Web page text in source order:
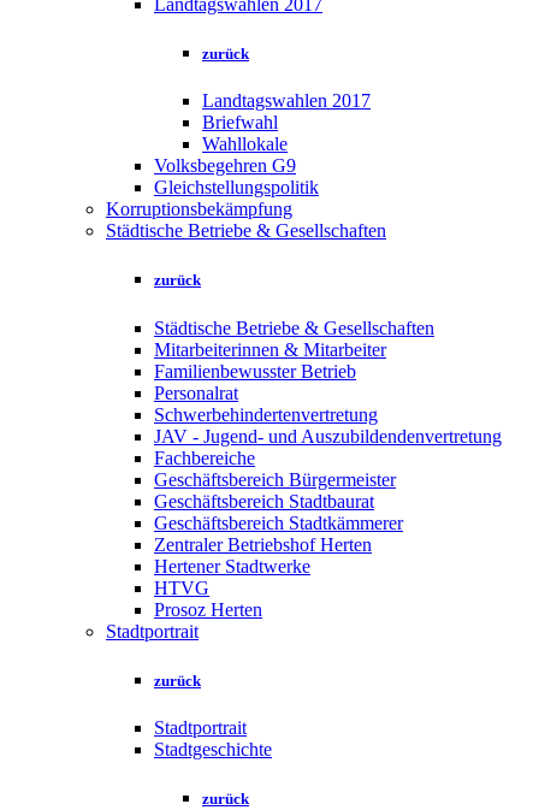
Landtagswahlen 2017
zurück
Landtagswahlen 2017
Briefwahl
Wahllokale
Volksbegehren G9
Gleichstellungspolitik
Korruptionsbekämpfung
Städtische Betriebe & Gesellschaften
zurück
Städtische Betriebe & Gesellschaften
Mitarbeiterinnen & Mitarbeiter
Familienbewusster Betrieb
Personalrat
Schwerbehindertenvertretung
JAV - Jugend- und Auszubildendenvertretung
Fachbereiche
Geschäftsbereich Bürgermeister
Geschäftsbereich Stadtbaurat
Geschäftsbereich Stadtkämmerer
Zentraler Betriebshof Herten
Hertener Stadtwerke
HTVG
Prosoz Herten
Stadtportrait
zurück
Stadtportrait
Stadtgeschichte
zurück